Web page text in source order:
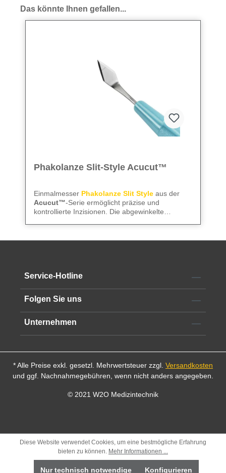
Produktgalerie überspringen
Das könnte Ihnen gefallen...
Phakolanze Slit-Style Acucut™
Einmalmesser Phakolanze Slit Style aus der
Acucut™-Serie ermöglicht präzise und
kontrollierte Inzisionen. Die abgewinkelte
präzise Dimensionierung garantiert saubere,
Service-Hotline
Folgen Sie uns
Unternehmen
* Alle Preise exkl. gesetzl. Mehrwertsteuer zzgl. Versandkosten
und ggf. Nachnahmegebühren, wenn nicht anders angegeben.
© 2021 W2O Medizintechnik
Diese Website verwendet Cookies, um eine bestmögliche Erfahrung
bieten zu können. Mehr Informationen ...
Nur technisch notwendige Konfigurieren